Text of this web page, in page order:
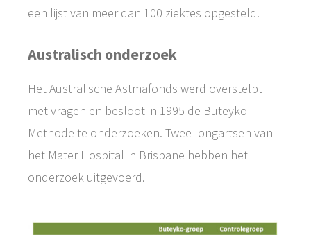
een lijst van meer dan 100 ziektes opgesteld.
Australisch onderzoek
Het Australische Astmafonds werd overstelpt
met vragen en besloot in 1995 de Buteyko
Methode te onderzoeken. Twee longartsen van
het Mater Hospital in Brisbane hebben het
onderzoek uitgevoerd.